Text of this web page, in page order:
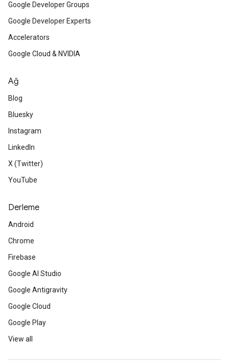
Google Developer Groups
Google Developer Experts
Accelerators
Google Cloud & NVIDIA
Ağ
Blog
Bluesky
Instagram
LinkedIn
X (Twitter)
YouTube
Derleme
Android
Chrome
Firebase
Google AI Studio
Google Antigravity
Google Cloud
Google Play
View all